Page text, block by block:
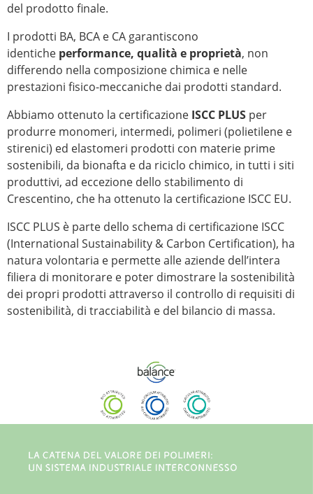
del prodotto finale.
I prodotti BA, BCA e CA garantiscono
identiche performance, qualità e proprietà, non
differendo nella composizione chimica e nelle
prestazioni fisico-meccaniche dai prodotti standard.
Abbiamo ottenuto la certificazione ISCC PLUS per
produrre monomeri, intermedi, polimeri (polietilene e
stirenici) ed elastomeri prodotti con materie prime
sostenibili, da bionafta e da riciclo chimico, in tutti i siti
produttivi, ad eccezione dello stabilimento di
Crescentino, che ha ottenuto la certificazione ISCC EU.
ISCC PLUS è parte dello schema di certificazione ISCC
(International Sustainability & Carbon Certification), ha
natura volontaria e permette alle aziende dell’intera
filiera di monitorare e poter dimostrare la sostenibilità
dei propri prodotti attraverso il controllo di requisiti di
sostenibilità, di tracciabilità e del bilancio di massa.